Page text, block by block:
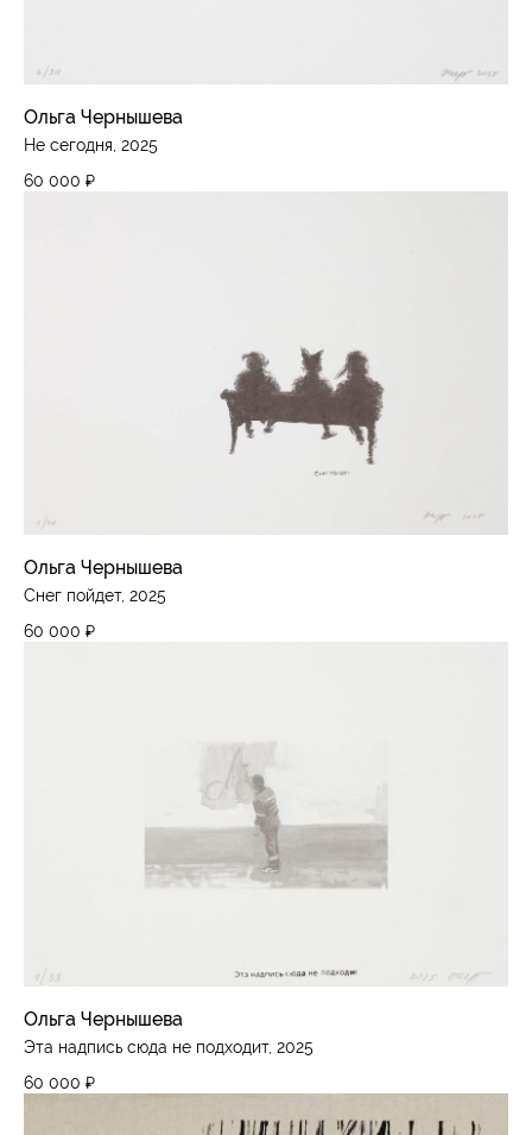
Ольга Чернышева
Не сегодня, 2025
60 000 ₽
Ольга Чернышева
Снег пойдет, 2025
60 000 ₽
Ольга Чернышева
Эта надпись сюда не подходит, 2025
60 000 ₽